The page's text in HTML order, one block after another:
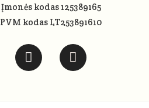
Įmonės kodas 125389165
PVM kodas LT253891610